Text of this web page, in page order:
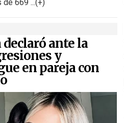
669 ...(+)
ante la
y
en pareja con